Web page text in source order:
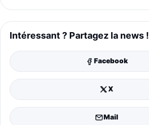
Intéressant ? Partagez la news !
Facebook
X
Mail